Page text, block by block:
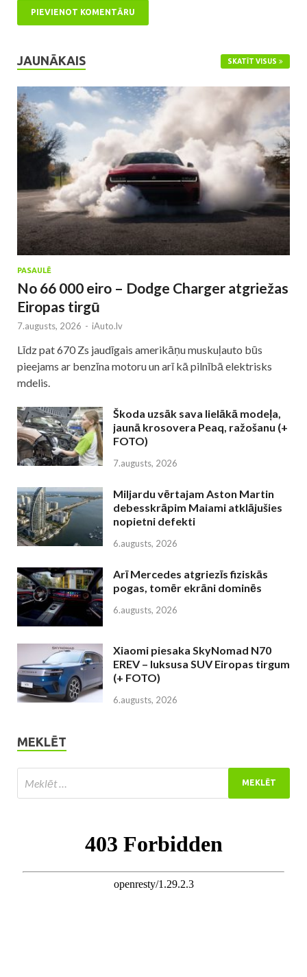
JAUNĀKAIS SKATĪT VISUS
PASAULĒ
No 66 000 eiro – Dodge Charger atgriežas
Eiropas tirgū
7.augusts, 2026 - iAuto.lv
Līdz pat 670 Zs jaudīgais amerikāņu muskuļauto būs
pieejams ar benzīna motoru un arī kā pilnībā elektrisks
mdelis.
Škoda uzsāk sava lielākā modeļa,
jaunā krosovera Peaq, ražošanu (+
FOTO)
7.augusts, 2026
Miljardu vērtajam Aston Martin
debesskrāpim Maiami atklājušies
nopietni defekti
6.augusts, 2026
Arī Mercedes atgriezīs fiziskās
pogas, tomēr ekrāni dominēs
6.augusts, 2026
Xiaomi piesaka SkyNomad N70
EREV – luksusa SUV Eiropas tirgum
(+ FOTO)
6.augusts, 2026
MEKLĒT